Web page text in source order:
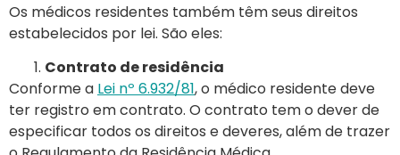
Os médicos residentes também têm seus direitos
estabelecidos por lei. São eles:
Contrato de residência
Conforme a Lei nº 6.932/81, o médico residente deve
ter registro em contrato. O contrato tem o dever de
especificar todos os direitos e deveres, além de trazer